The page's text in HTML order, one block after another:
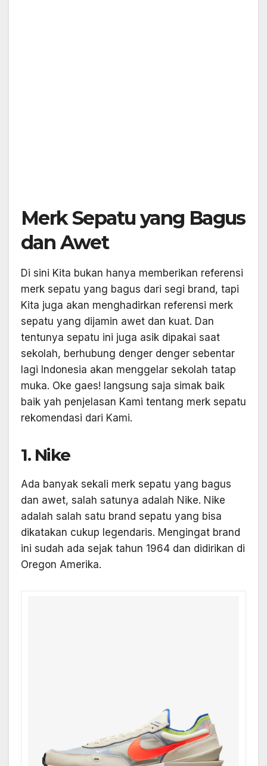
Merk Sepatu yang Bagus
dan Awet
Di sini Kita bukan hanya memberikan referensi
merk sepatu yang bagus dari segi brand, tapi
Kita juga akan menghadirkan referensi merk
sepatu yang dijamin awet dan kuat. Dan
tentunya sepatu ini juga asik dipakai saat
sekolah, berhubung denger denger sebentar
lagi Indonesia akan menggelar sekolah tatap
muka. Oke gaes! langsung saja simak baik
baik yah penjelasan Kami tentang merk sepatu
rekomendasi dari Kami.
1. Nike
Ada banyak sekali merk sepatu yang bagus
dan awet, salah satunya adalah Nike. Nike
adalah salah satu brand sepatu yang bisa
dikatakan cukup legendaris. Mengingat brand
ini sudah ada sejak tahun 1964 dan didirikan di
Oregon Amerika.